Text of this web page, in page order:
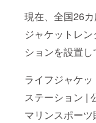
現在、全国26
ジャケットレ
ションを設置し
ライフジャケ
ステーション |
マリンスポーツ